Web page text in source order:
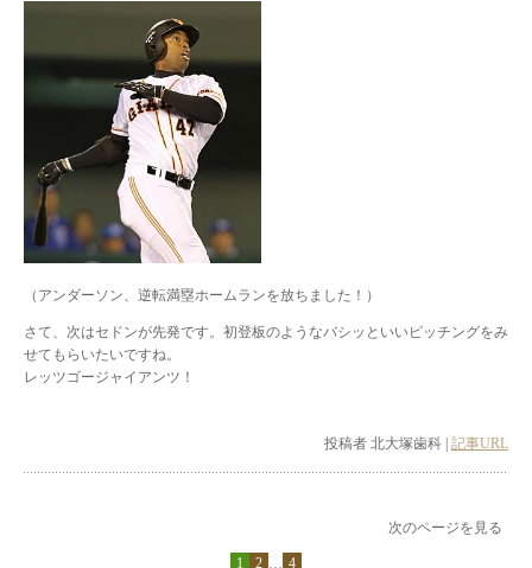
（アンダーソン、逆転満塁ホームランを放ちました！）
さて、次はセドンが先発です。初登板のようなバシッといいピッチングをみ
せてもらいたいですね。
レッツゴージャイアンツ！
投稿者 北大塚歯科 | 記事URL
1 2 … 4
次のページを見る